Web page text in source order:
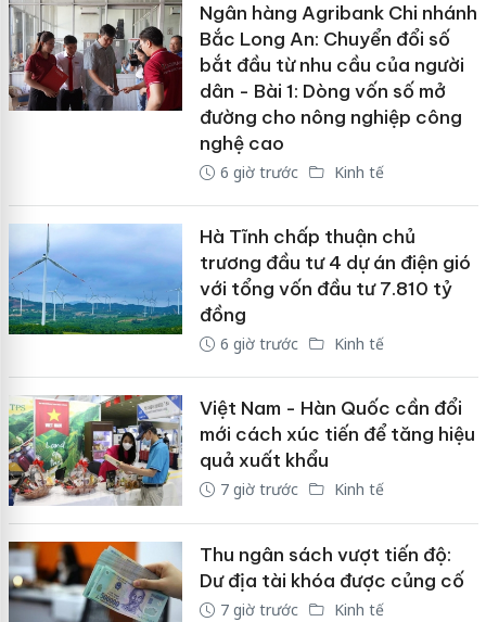
Ngân hàng Agribank Chi nhánh
Bắc Long An: Chuyển đổi số
bắt đầu từ nhu cầu của người
dân - Bài 1: Dòng vốn số mở
đường cho nông nghiệp công
nghệ cao
6 giờ trước Kinh tế
Hà Tĩnh chấp thuận chủ
trương đầu tư 4 dự án điện gió
với tổng vốn đầu tư 7.810 tỷ
đồng
6 giờ trước Kinh tế
Việt Nam - Hàn Quốc cần đổi
mới cách xúc tiến để tăng hiệu
quả xuất khẩu
7 giờ trước Kinh tế
Thu ngân sách vượt tiến độ:
Dư địa tài khóa được củng cố
7 giờ trước Kinh tế